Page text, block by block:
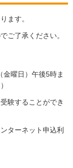
ます。
ご了承ください。
曜日）午後5時ま
験することができ
ターネット申込利